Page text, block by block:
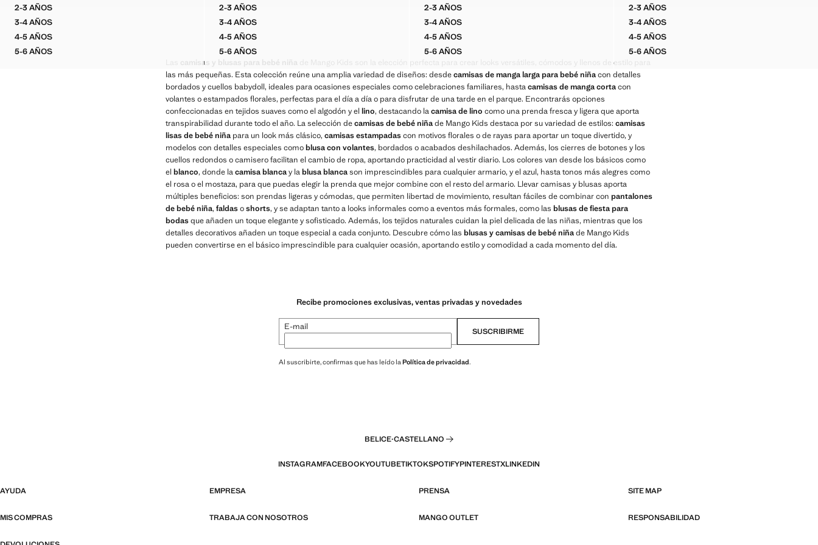
2-3 AÑOSCAMISETA ALGODÓN FLORES BORDADAS
3-4 AÑOSCAMISETA ALGODÓN FLORES BORDADAS
4-5 AÑOSCAMISETA ALGODÓN FLORES BORDADAS
5-6 AÑOSCAMISETA ALGODÓN FLORES BORDADAS
2-3 AÑOSBLUSA RAYAS VOLANTE
3-4 AÑOSBLUSA RAYAS VOLANTE
4-5 AÑOSBLUSA RAYAS VOLANTE
5-6 AÑOSBLUSA RAYAS VOLANTE
2-3 AÑOSCAMISETA ALGODÓN BORDADO FLORAL
3-4 AÑOSCAMISETA ALGODÓN BORDADO FLORAL
4-5 AÑOSCAMISETA ALGODÓN BORDADO FLORAL
5-6 AÑOSCAMISETA ALGODÓN BORDADO FLORAL
2-3 AÑOSBLUSA GASA ALGODÓN BORDADA
3-4 AÑOSBLUSA GASA ALGODÓN BORDADA
4-5 AÑOSBLUSA GASA ALGODÓN BORDADA
5-6 AÑOSBLUSA GASA ALGODÓN BORDADA
camisas y blusas para bebé niña de Mango Kids son la elección perfecta para crear looks versátiles, cómodos y llenos de estilo para
las más pequeñas. Esta colección reúne una amplia variedad de diseños: desdecamisas de manga larga para bebé niñacon detalles
bordados y cuellos babydoll, ideales para ocasiones especiales como celebraciones familiares, hastacamisas de manga cortacon
volantes o estampados florales, perfectas para el día a día o para disfrutar de una tarde en el parque. Encontrarás opciones
confeccionadas en tejidos suaves como el algodón y el lino, destacando lacamisa de lino como una prenda fresca y ligera que aporta
transpirabilidad durante todo el año. La selección decamisas de bebé niñade Mango Kids destaca por su variedad de estilos: camisas
lisas de bebé niña para un look más clásico, camisas estampadascon motivos florales o de rayas para aportar un toque divertido, y
modelos con detalles especiales comoblusa con volantes, bordados o acabados deshilachados. Además, los cierres de botones y los
cuellos redondos o camisero facilitan el cambio de ropa, aportando practicidad al vestir diario. Los colores van desde los básicos como
el blanco, donde lacamisa blancay lablusa blancason imprescindibles para cualquier armario, y el azul, hasta tonos más alegres como
el rosa o el mostaza, para que puedas elegir la prenda que mejor combine con el resto del armario. Llevar camisas y blusas aporta
múltiples beneficios: son prendas ligeras y cómodas, que permiten libertad de movimiento, resultan fáciles de combinar con pantalones
de bebé niña, faldasoshorts, y se adaptan tanto a looks informales como a eventos más formales, como las blusas de fiesta para
bodasque añaden un toque elegante y sofisticado. Además, los tejidos naturales cuidan la piel delicada de las niñas, mientras que los
detalles decorativos añaden un toque especial a cada conjunto. Descubre cómo las blusas y camisas de bebé niñade Mango Kids
pueden convertirse en el básico imprescindible para cualquier ocasión, aportando estilo y comodidad a cada momento del día.
Recibe promociones exclusivas, ventas privadas y novedades
E-mail SUSCRIBIRME
Al suscribirte, confirmas que has leído laPolítica de privacidad.
BELICE·CASTELLANO
INSTAGRAMFACEBOOKYOUTUBETIKTOKSPOTIFYPINTERESTXLINKEDIN
AYUDA EMPRESA PRENSA SITE MAP
MIS COMPRAS TRABAJA CON NOSOTROS MANGO OUTLET RESPONSABILIDAD